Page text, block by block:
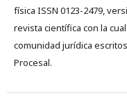
física ISSN 0123-2479,
revista cientí­fica con la
comunidad jurídica
Procesal.